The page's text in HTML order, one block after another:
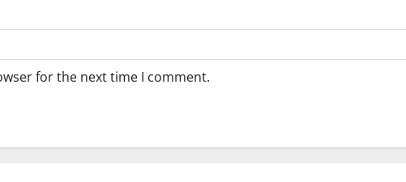
for the next time I comment.